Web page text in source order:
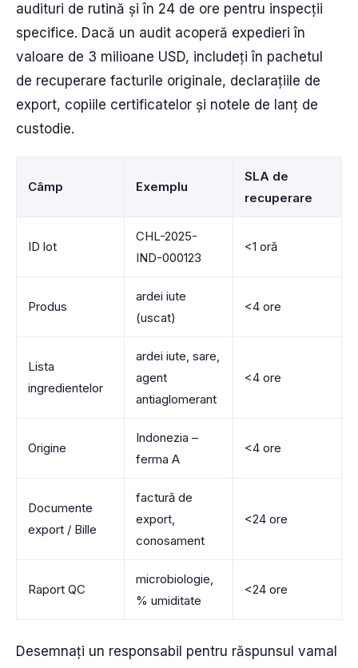
audituri de rutină și în 24 de ore pentru inspecții
specifice. Dacă un audit acoperă expedieri în
valoare de 3 milioane USD, includeți în pachetul
de recuperare facturile originale, declarațiile de
export, copiile certificatelor și notele de lanț de
custodie.
Câmp Exemplu
SLA de
recuperare
ID lot
CHL-2025-
IND-000123
<1 oră
Produs
ardei iute
(uscat)
<4 ore
Lista
ingredientelor
ardei iute, sare,
agent
antiaglomerant
<4 ore
Origine
Indonezia –
ferma A
<4 ore
Documente
export / Bille
factură de
export,
conosament
<24 ore
Raport QC
microbiologie,
% umiditate
<24 ore
Desemnați un responsabil pentru răspunsul vamal